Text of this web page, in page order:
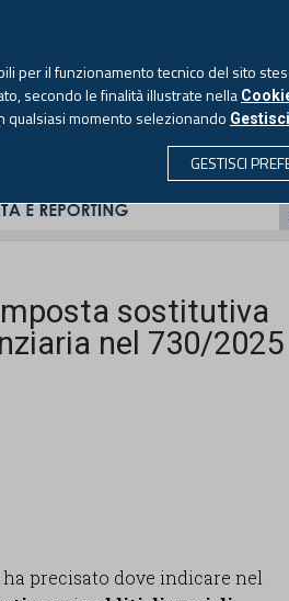
2026 -Aggiornato alle 6.00
ECONOMIA &
sostitutiva
nel 730/2025
ha precisato dove indicare nel
per il funzionamento tecnico del sito
secondo le finalità illustrate nella
qualsiasi momento selezionando
GESTISCI